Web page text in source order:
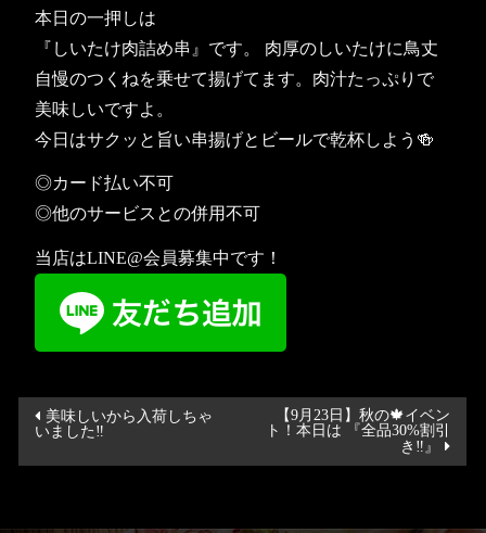
本日の一押しは
『しいたけ肉詰め串』です。 肉厚のしいたけに鳥丈
自慢のつくねを乗せて揚げてます。肉汁たっぷりで
美味しいですよ。
今日はサクッと旨い串揚げとビールで乾杯しよう🍻
◎カード払い不可
◎他のサービスとの併用不可
当店はLINE@会員募集中です！
投
稿
ナ
美味しいから入荷しちゃ
いました‼️
【9月23日】秋の🍁イベン
ト！本日は 『全品30%割引
き‼️』